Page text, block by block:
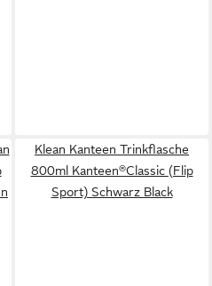
Klean Kanteen Trinkflasche
800ml Kanteen®Classic (Flip
Sport) Schwarz Black